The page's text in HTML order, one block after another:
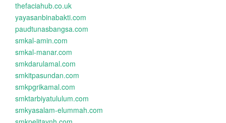
thefaciahub.co.uk
yayasanbinabakti.com
paudtunasbangsa.com
smkal-amin.com
smkal-manar.com
smkdarulamal.com
smkitpasundan.com
smkpgrikamal.com
smktarbiyatululum.com
smkyasalam-elummah.com